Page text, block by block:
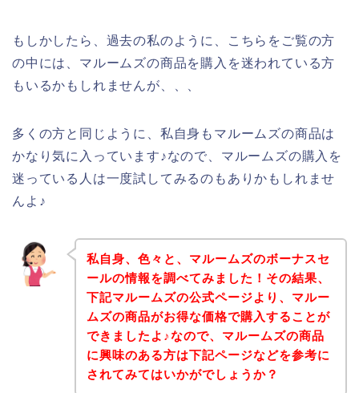
もしかしたら、過去の私のように、こちらをご覧の方
の中には、マルームズの商品を購入を迷われている方
もいるかもしれませんが、、、
多くの方と同じように、私自身もマルームズの商品は
かなり気に入っています♪なので、マルームズの購入を
迷っている人は一度試してみるのもありかもしれませ
んよ♪
私自身、色々と、マルームズのボーナスセ
ールの情報を調べてみました！その結果、
下記マルームズの公式ページより、マルー
ムズの商品がお得な価格で購入することが
できましたよ♪なので、マルームズの商品
に興味のある方は下記ページなどを参考に
されてみてはいかがでしょうか？